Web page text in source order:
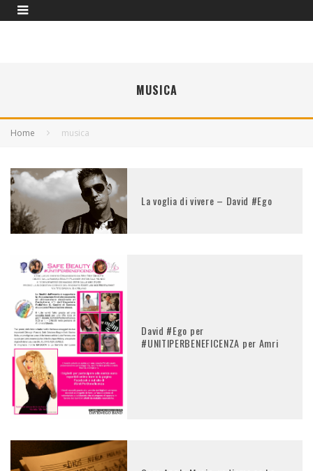
MUSICA
Home musica
La voglia di vivere – David #Ego
David #Ego per
#UNITIPERBENEFICENZA per Amri